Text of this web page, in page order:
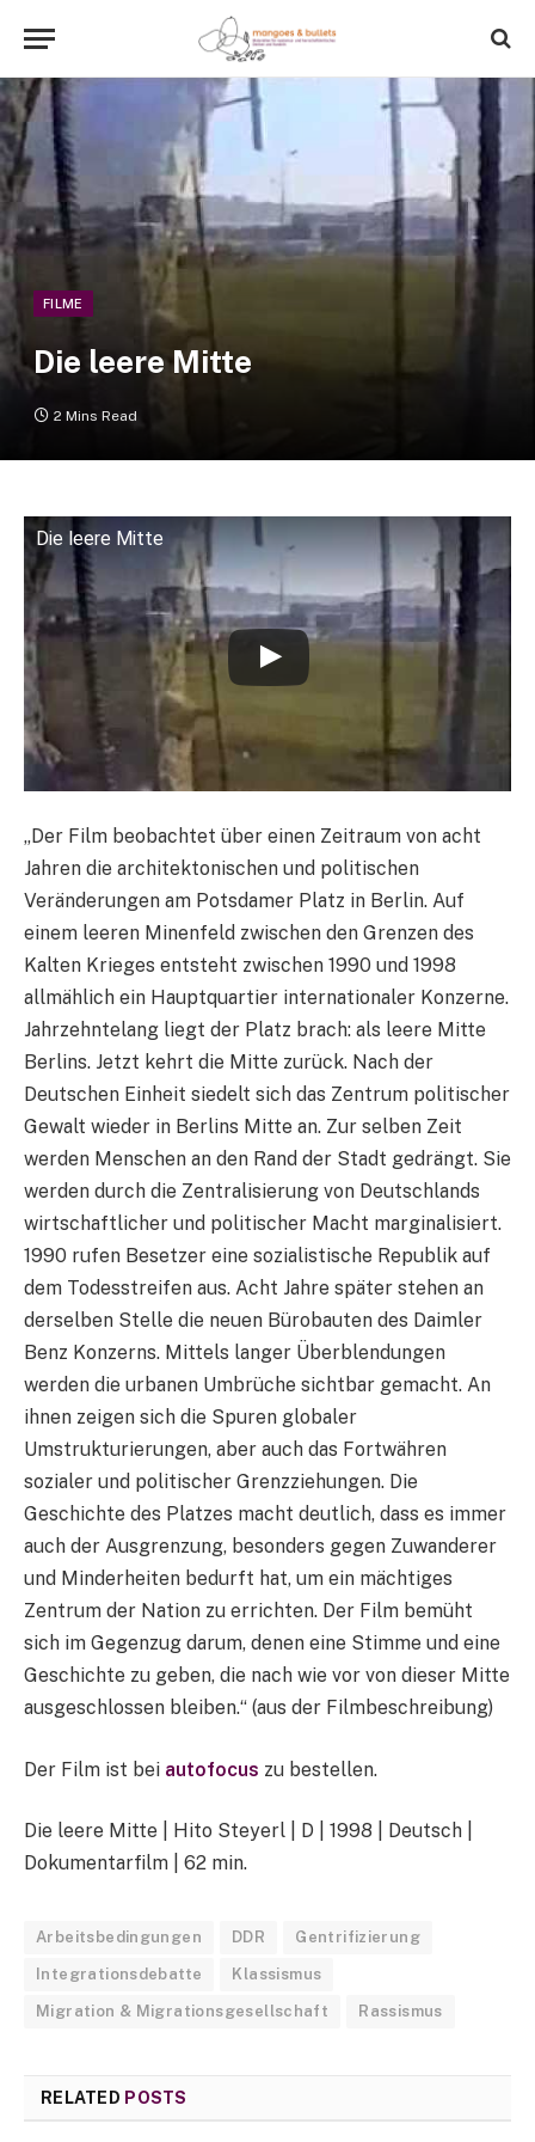
FILME
Die leere Mitte
2 Mins Read
Die leere Mitte
„Der Film beobachtet über einen Zeitraum von acht
Jahren die architektonischen und politischen
Veränderungen am Potsdamer Platz in Berlin. Auf
einem leeren Minenfeld zwischen den Grenzen des
Kalten Krieges entsteht zwischen 1990 und 1998
allmählich ein Hauptquartier internationaler Konzerne.
Jahrzehntelang liegt der Platz brach: als leere Mitte
Berlins. Jetzt kehrt die Mitte zurück. Nach der
Deutschen Einheit siedelt sich das Zentrum politischer
Gewalt wieder in Berlins Mitte an. Zur selben Zeit
werden Menschen an den Rand der Stadt gedrängt. Sie
werden durch die Zentralisierung von Deutschlands
wirtschaftlicher und politischer Macht marginalisiert.
1990 rufen Besetzer eine sozialistische Republik auf
dem Todesstreifen aus. Acht Jahre später stehen an
derselben Stelle die neuen Bürobauten des Daimler
Benz Konzerns. Mittels langer Überblendungen
werden die urbanen Umbrüche sichtbar gemacht. An
ihnen zeigen sich die Spuren globaler
Umstrukturierungen, aber auch das Fortwähren
sozialer und politischer Grenzziehungen. Die
Geschichte des Platzes macht deutlich, dass es immer
auch der Ausgrenzung, besonders gegen Zuwanderer
und Minderheiten bedurft hat, um ein mächtiges
Zentrum der Nation zu errichten. Der Film bemüht
sich im Gegenzug darum, denen eine Stimme und eine
Geschichte zu geben, die nach wie vor von dieser Mitte
ausgeschlossen bleiben.“ (aus der Filmbeschreibung)
Der Film ist bei autofocus zu bestellen.
Die leere Mitte | Hito Steyerl | D | 1998 | Deutsch |
Dokumentarfilm | 62 min.
Arbeitsbedingungen DDR Gentrifizierung
Integrationsdebatte Klassismus
Migration & Migrationsgesellschaft Rassismus
RELATED POSTS